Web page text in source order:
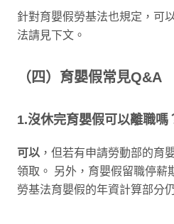
針對育嬰假勞基法也規定，可
法請見下文。
（四）育嬰假常見Q&A
1.沒休完育嬰假可以離職嗎
可以 ，但若有申請勞動部的育
領取。 另外，育嬰假留職停薪
勞基法育嬰假的年資計算部分